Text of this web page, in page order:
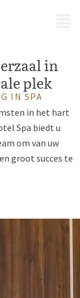
in
plek
IN SPA
in het hart
Spa biedt u
om van uw
groot succes te